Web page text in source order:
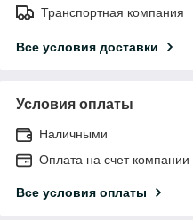
Транспортная компания
Все условия доставки
Условия оплаты
Наличными
Оплата на счет
Все условия оплаты